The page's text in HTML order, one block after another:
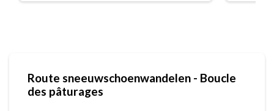
Route sneeuwschoenwandelen - Boucle
des pâturages